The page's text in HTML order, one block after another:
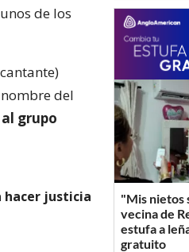
de los
del
grupo
hacer justicia
"Mis nietos
vecina de
estufa a
gratuito